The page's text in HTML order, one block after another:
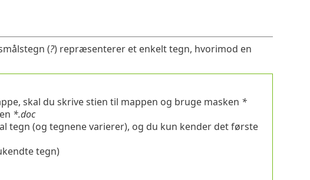
(?) repræsenterer et enkelt tegn, hvorimod en
skal du skrive stien til mappen og bruge masken *
*.doc
tegn (og tegnene varierer), og du kun kender det første
tegn)